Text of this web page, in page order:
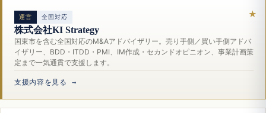
運営 全国対応
株式会社KI Strategy
国東市を含む全国対応のM&Aアドバイザリー。売り手側／買い手側アドバ
イザリー、BDD・ITDD・PMI、IM作成・セカンドオピニオン、事業計画策
定まで一気通貫で支援します。
支援内容を見る →